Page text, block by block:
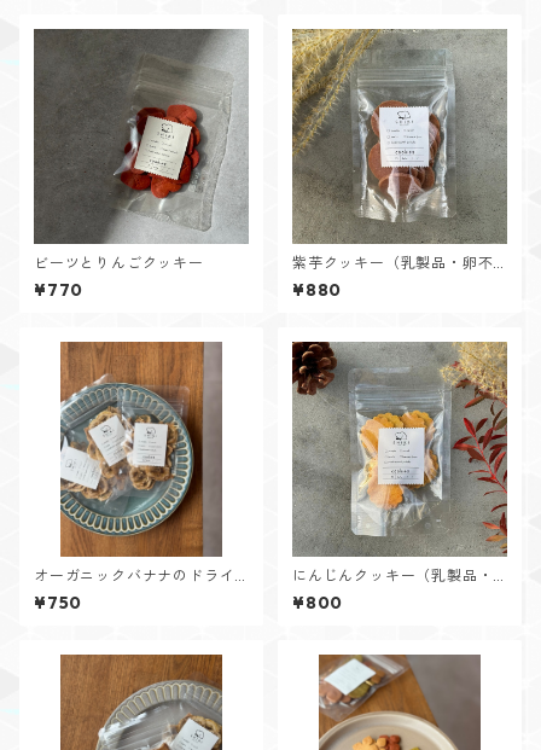
ビーツとりんごクッキー
¥770
紫芋クッキー（乳製品・卵不
使用）
¥880
オーガニックバナナのドライ
チップス
¥750
にんじんクッキー（乳製品・
卵不使用）
¥800